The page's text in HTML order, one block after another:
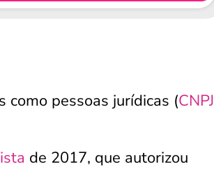
pessoas jurídicas (CNPJ
de 2017, que autorizou